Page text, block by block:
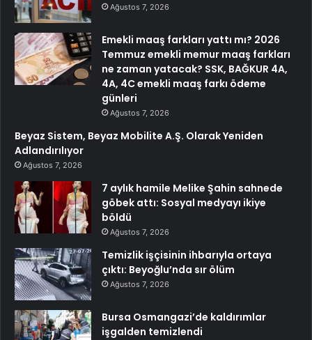
Ağustos 7, 2026
Emekli maaş farkları yattı mı? 2026
Temmuz emekli memur maaş farkları
ne zaman yatacak? SSK, BAĞKUR 4A,
4A, 4C emekli maaş farkı ödeme
günleri
Ağustos 7, 2026
Beyaz Sistem, Beyaz Mobilite A.Ş. Olarak Yeniden
Adlandırılıyor
Ağustos 7, 2026
7 aylık hamile Melike Şahin sahnede
göbek attı: Sosyal medyayı ikiye
böldü
Ağustos 7, 2026
Temizlik işçisinin ihbarıyla ortaya
çıktı: Beyoğlu’nda sır ölüm
Ağustos 7, 2026
Bursa Osmangazi’de kaldırımlar
işgalden temizlendi